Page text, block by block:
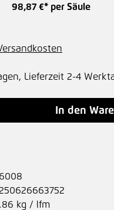
98,87 €* per Säule
Lieferzeit 2-4
Gib denIn den
kg / lfm